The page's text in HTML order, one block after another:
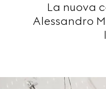
La nuova
Alessandro